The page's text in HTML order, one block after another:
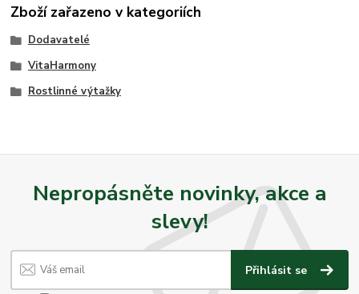
Zboží zařazeno v kategoriích
Dodavatelé
VitaHarmony
Rostlinné výtažky
Nepropásněte novinky, akce a
slevy!
Přihlásit se